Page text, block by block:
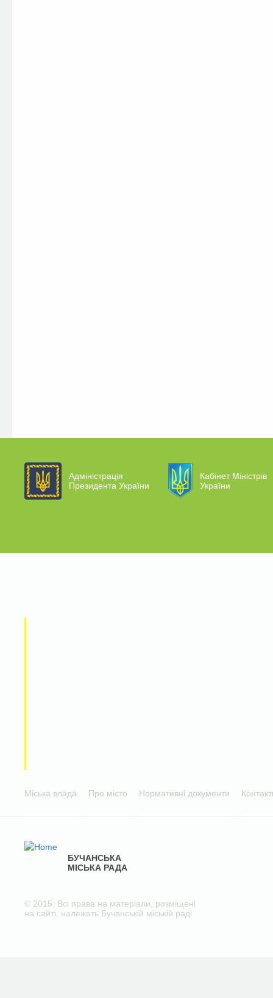
Адміністрація
Президента України
Кабінет Міністрів
України
Міська влада Про місто Нормативні документи
БУЧАНСЬКА
МІСЬКА РАДА
© 2015. Всі права на матеріали, розміщені
на сайті, належать Бучанській міській раді